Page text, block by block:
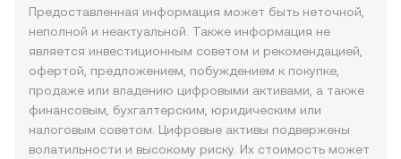
Предоставленная информация может быть неточной,
неполной и неактуальной. Также информация не
является инвестиционным советом и рекомендацией,
офертой, предложением, побуждением к покупке,
продаже или владению цифровыми активами, а также
финансовым, бухгалтерским, юридическим или
налоговым советом. Цифровые активы подвержены
волатильности и высокому риску. Их стоимость может